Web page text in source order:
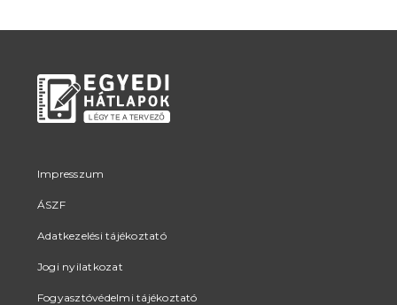
Impresszum
ÁSZF
Adatkezelési tájékoztató
Jogi nyilatkozat
Fogyasztóvédelmi tájékoztató